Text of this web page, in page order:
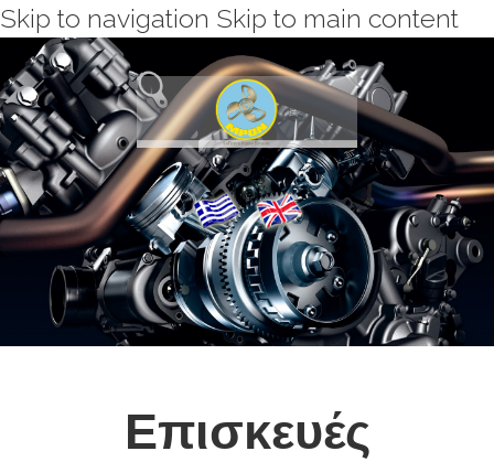
Skip to navigation Skip to main content
Επισκευές